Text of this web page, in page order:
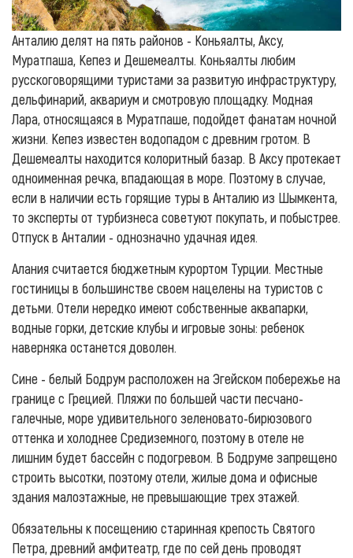
Анталию делят на пять районов - Коньяалты, Аксу,
Муратпаша, Кепез и Дешемеалты. Коньяалты любим
русскоговорящими туристами за развитую инфраструктуру,
дельфинарий, аквариум и смотровую площадку. Модная
Лара, относящаяся в Муратпаше, подойдет фанатам ночной
жизни. Кепез известен водопадом с древним гротом. В
Дешемеалты находится колоритный базар. В Аксу протекает
одноименная речка, впадающая в море. Поэтому в случае,
если в наличии есть горящие туры в Анталию из Шымкента,
то эксперты от турбизнеса советуют покупать, и побыстрее.
Отпуск в Анталии - однозначно удачная идея.
Алания считается бюджетным курортом Турции. Местные
гостиницы в большинстве своем нацелены на туристов с
детьми. Отели нередко имеют собственные аквапарки,
водные горки, детские клубы и игровые зоны: ребенок
наверняка останется доволен.
Сине - белый Бодрум расположен на Эгейском побережье на
границе с Грецией. Пляжи по большей части песчано-
галечные, море удивительного зеленовато-бирюзового
оттенка и холоднее Средиземного, поэтому в отеле не
лишним будет бассейн с подогревом. В Бодруме запрещено
строить высотки, поэтому отели, жилые дома и офисные
здания малоэтажные, не превышающие трех этажей.
Обязательны к посещению старинная крепость Святого
Петра, древний амфитеатр, где по сей день проводят